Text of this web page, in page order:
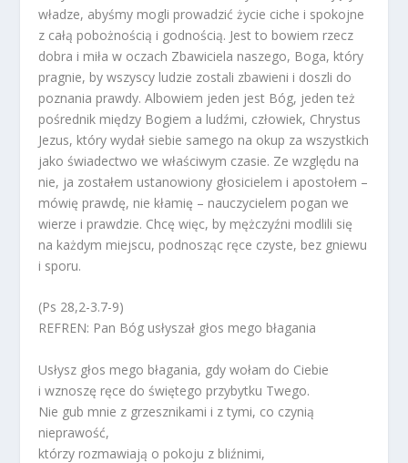
władze, abyśmy mogli prowadzić życie ciche i spokojne
z całą pobożnością i godnością. Jest to bowiem rzecz
dobra i miła w oczach Zbawiciela naszego, Boga, który
pragnie, by wszyscy ludzie zostali zbawieni i doszli do
poznania prawdy. Albowiem jeden jest Bóg, jeden też
pośrednik między Bogiem a ludźmi, człowiek, Chrystus
Jezus, który wydał siebie samego na okup za wszystkich
jako świadectwo we właściwym czasie. Ze względu na
nie, ja zostałem ustanowiony głosicielem i apostołem –
mówię prawdę, nie kłamię – nauczycielem pogan we
wierze i prawdzie. Chcę więc, by mężczyźni modlili się
na każdym miejscu, podnosząc ręce czyste, bez gniewu
i sporu.
(Ps 28,2-3.7-9)
REFREN: Pan Bóg usłyszał głos mego błagania
Usłysz głos mego błagania, gdy wołam do Ciebie
i wznoszę ręce do świętego przybytku Twego.
Nie gub mnie z grzesznikami i z tymi, co czynią
nieprawość,
którzy rozmawiają o pokoju z bliźnimi,